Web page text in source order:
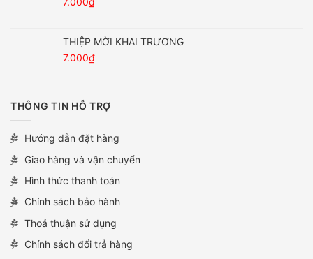
THIỆP MỜI KHAI TRƯƠNG
7.000₫
THÔNG TIN HỖ TRỢ
Hướng dẫn đặt hàng
Giao hàng và vận chuyển
Hình thức thanh toán
Chính sách bảo hành
Thoả thuận sử dụng
Chính sách đổi trả hàng